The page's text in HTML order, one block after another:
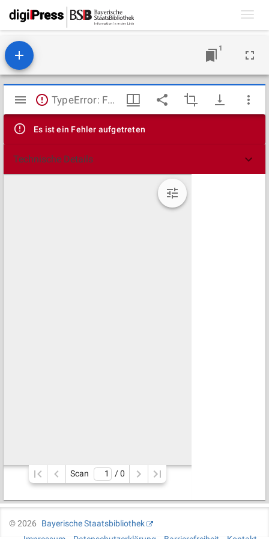
1
Mirador
Viewer
TypeError: Failed to fetch
Es ist ein Fehler aufgetreten
Technische Details
Scan / 0
©2026
Bayerische Staatsbibliothek